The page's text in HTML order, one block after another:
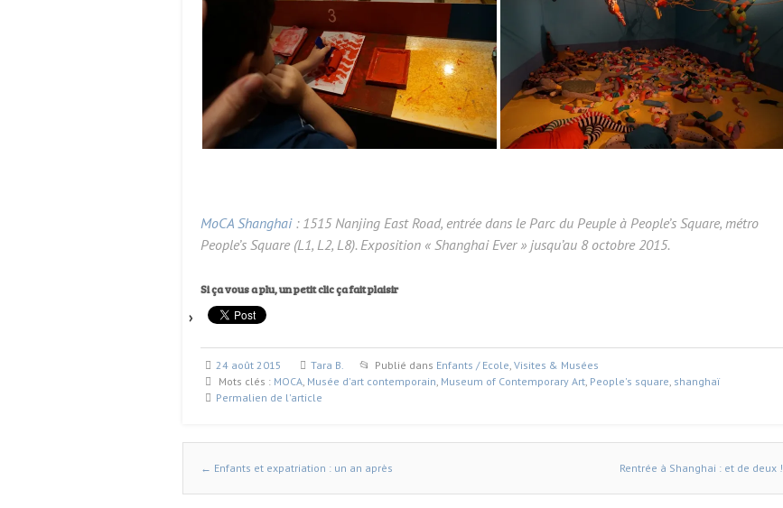
MoCA Shanghai: 1515 Nanjing East Road, entrée dans le Parc du Peuple à People’s Square, métro
People’s Square (L1, L2, L8). Exposition « Shanghai Ever » jusqu’au 8 octobre 2015.
Si ça vous a plu, un petit clic ça fait plaisir
24 août 2015 Tara B. Publié dans Enfants / Ecole,Visites & Musées
Mots clés : MOCA, Musée d'art contemporain, Museum of Contemporary Art, People's square, shanghaï
Permalien de l'article
Naviguer dans les articles
← Enfants et expatriation : un an après Rentrée à Shanghai : et de deux !